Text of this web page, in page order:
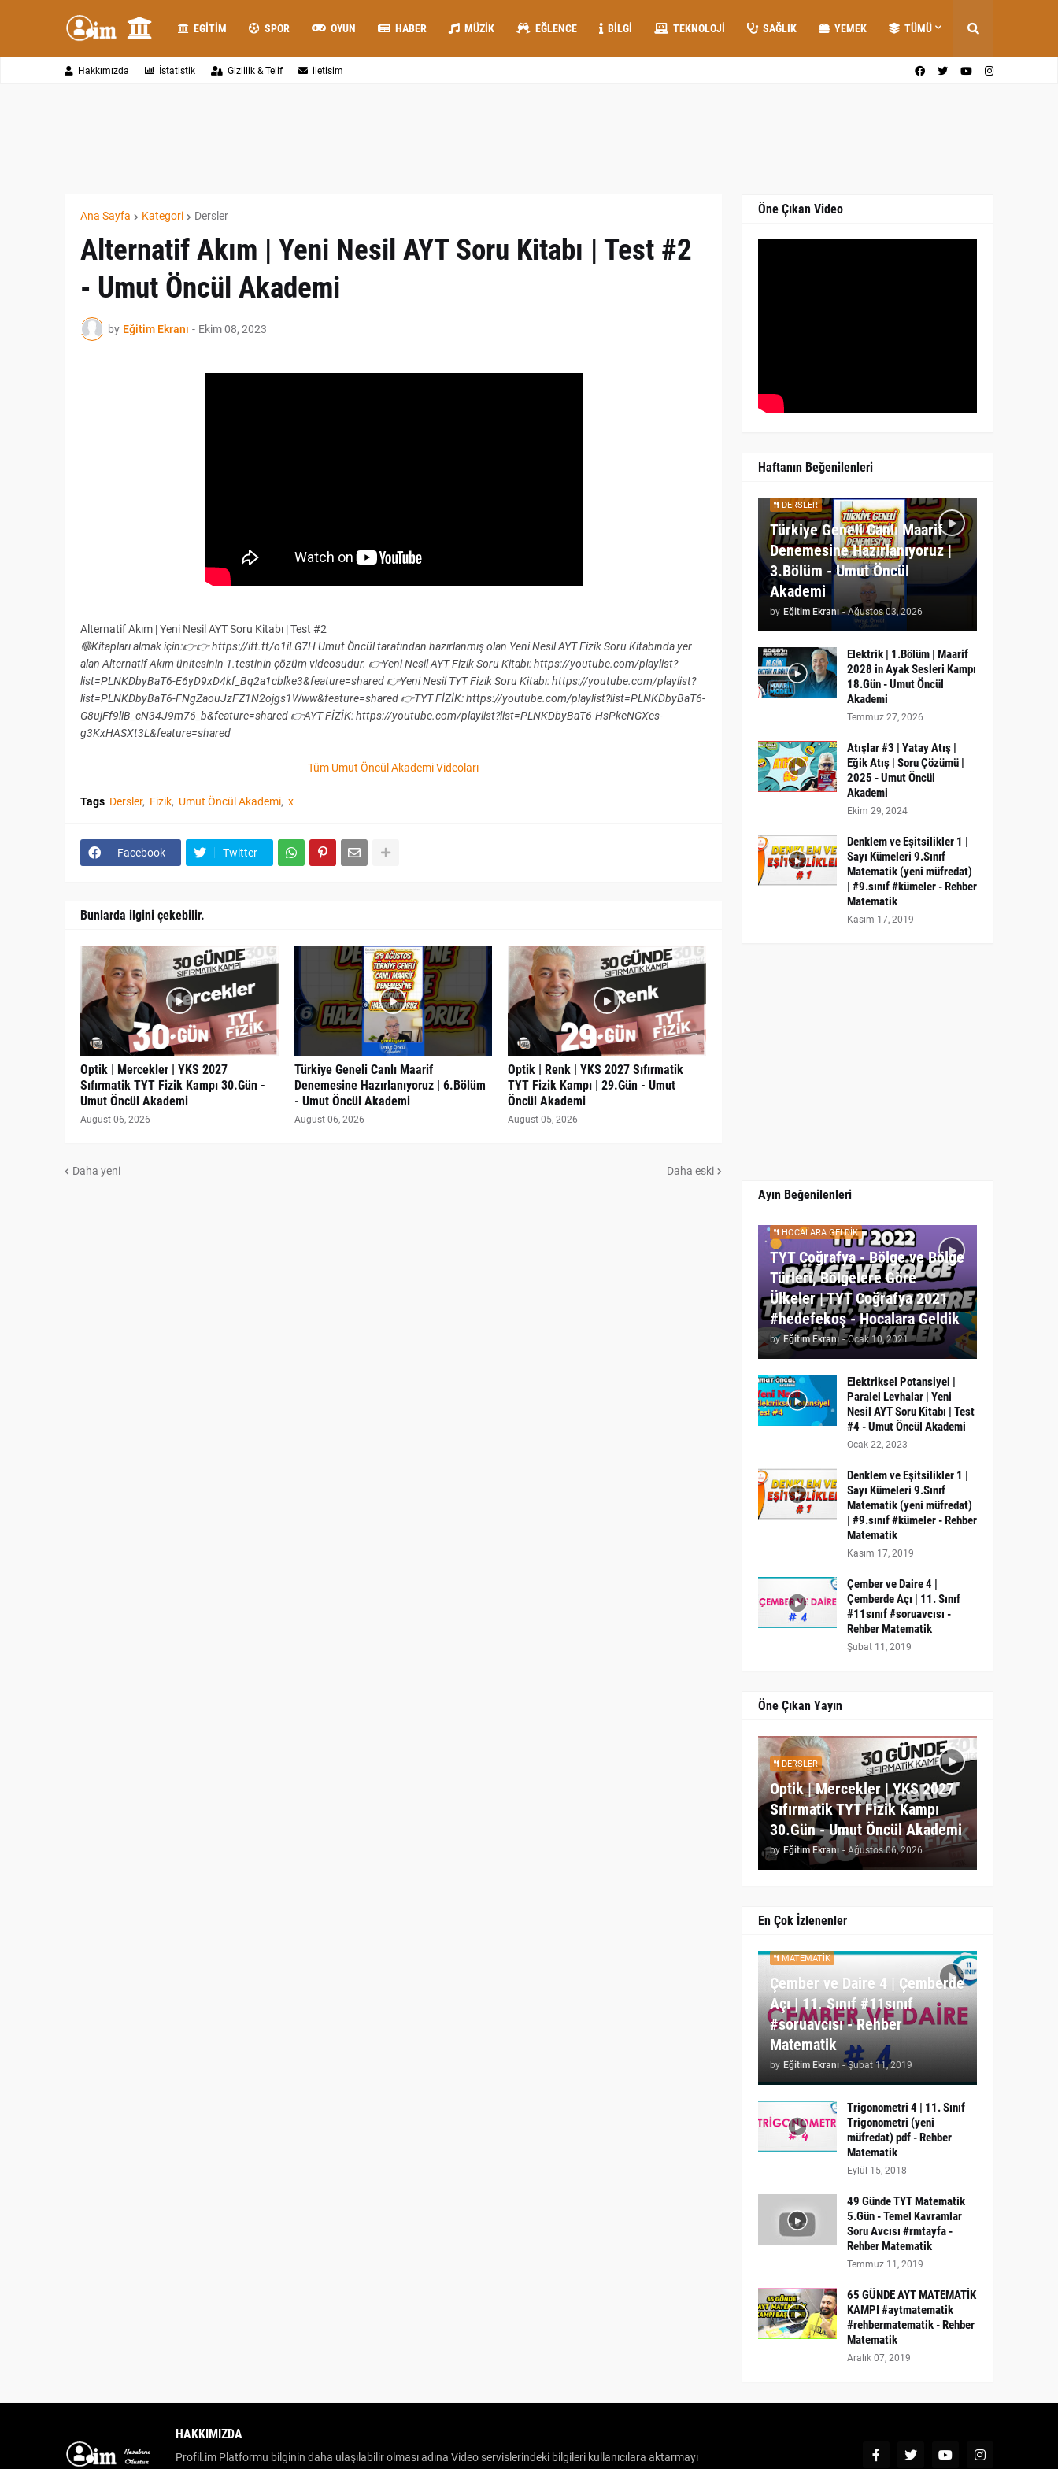
EGITIM SPOR OYUN HABER MÜZIK EĞLENCE BILGI TEKNOLOJI SAĞLIK YEMEK TÜMÜ
Hakkımızda İstatistik Gizlilik & Telif iletisim
Ana Sayfa Kategori Dersler
Alternatif Akım | Yeni Nesil AYT Soru Kitabı | Test #2
- Umut Öncül Akademi
by Eğitim Ekranı - Ekim 08, 2023
Alternatif Akım | Yeni Nesil AYT Soru Kitabı | Test #2
🔴Kitapları almak için:👉👉 https://ift.tt/o1iLG7H Umut Öncül tarafından hazırlanmış olan Yeni Nesil AYT Fizik Soru Kitabında yer
alan Alternatif Akım ünitesinin 1.testinin çözüm videosudur. 👉Yeni Nesil AYT Fizik Soru Kitabı: https://youtube.com/playlist?
list=PLNKDbyBaT6-E6yD9xD4kf_Bq2a1cblke3&feature=shared 👉Yeni Nesil TYT Fizik Soru Kitabı: https://youtube.com/playlist?
list=PLNKDbyBaT6-FNgZaouJzFZ1N2ojgs1Www&feature=shared 👉TYT FİZİK: https://youtube.com/playlist?list=PLNKDbyBaT6-
G8ujFf9liB_cN34J9m76_b&feature=shared 👉AYT FİZİK: https://youtube.com/playlist?list=PLNKDbyBaT6-HsPkeNGXes-
g3KxHASXt3L&feature=shared
Tüm Umut Öncül Akademi Videoları
Tags Dersler Fizik Umut Öncül Akademi x
Facebook Twitter
Bunlarda ilgini çekebilir.
Optik | Mercekler | YKS 2027
Sıfırmatik TYT Fizik Kampı 30.Gün -
Umut Öncül Akademi
August 06, 2026
Türkiye Geneli Canlı Maarif
Denemesine Hazırlanıyoruz | 6.Bölüm
- Umut Öncül Akademi
August 06, 2026
Optik | Renk | YKS 2027 Sıfırmatik
TYT Fizik Kampı | 29.Gün - Umut
Öncül Akademi
August 05, 2026
Daha yeni Daha eski
Öne Çıkan Video
Haftanın Beğenilenleri
DERSLER
Türkiye Geneli Canlı Maarif
Denemesine Hazırlanıyoruz |
3.Bölüm - Umut Öncül
Akademi
by Eğitim Ekranı - Ağustos 03, 2026
Elektrik | 1.Bölüm | Maarif
2028 in Ayak Sesleri Kampı
18.Gün - Umut Öncül
Akademi
Temmuz 27, 2026
Atışlar #3 | Yatay Atış |
Eğik Atış | Soru Çözümü |
2025 - Umut Öncül
Akademi
Ekim 29, 2024
Denklem ve Eşitsilikler 1 |
Sayı Kümeleri 9.Sınıf
Matematik (yeni müfredat)
| #9.sınıf #kümeler - Rehber
Matematik
Kasım 17, 2019
Ayın Beğenilenleri
HOCALARA GELDIK
TYT Coğrafya - Bölge ve Bölge
Türleri, Bölgelere Göre
Ülkeler | TYT Coğrafya 2021
#hedefekoş - Hocalara Geldik
by Eğitim Ekranı - Ocak 10, 2021
Elektriksel Potansiyel |
Paralel Levhalar | Yeni
Nesil AYT Soru Kitabı | Test
#4 - Umut Öncül Akademi
Ocak 22, 2023
Denklem ve Eşitsilikler 1 |
Sayı Kümeleri 9.Sınıf
Matematik (yeni müfredat)
| #9.sınıf #kümeler - Rehber
Matematik
Kasım 17, 2019
Çember ve Daire 4 |
Çemberde Açı | 11. Sınıf
#11sınıf #soruavcısı -
Rehber Matematik
Şubat 11, 2019
Öne Çıkan Yayın
DERSLER
Optik | Mercekler | YKS 2027
Sıfırmatik TYT Fizik Kampı
30.Gün - Umut Öncül Akademi
by Eğitim Ekranı - Ağustos 06, 2026
En Çok İzlenenler
MATEMATIK
Çember ve Daire 4 | Çemberde
Açı | 11. Sınıf #11sınıf
#soruavcısı - Rehber
Matematik
by Eğitim Ekranı - Şubat 11, 2019
Trigonometri 4 | 11. Sınıf
Trigonometri (yeni
müfredat) pdf - Rehber
Matematik
Eylül 15, 2018
49 Günde TYT Matematik
5.Gün - Temel Kavramlar
Soru Avcısı #rmtayfa -
Rehber Matematik
Temmuz 11, 2019
65 GÜNDE AYT MATEMATİK
KAMPI #aytmatematik
#rehbermatematik - Rehber
Matematik
Aralık 07, 2019
HAKKIMIZDA
Profil.im Platformu bilginin daha ulaşılabilir olması adına Video servislerindeki bilgileri kullanıcılara aktarmayı